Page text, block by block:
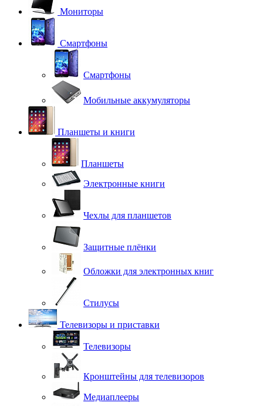
Мониторы
Смартфоны
Смартфоны
Мобильные аккумуляторы
Планшеты и книги
Планшеты
Электронные книги
Чехлы для планшетов
Защитные плёнки
Обложки для электронных книг
Стилусы
Телевизоры и приставки
Телевизоры
Кронштейны для телевизоров
Медиаплееры